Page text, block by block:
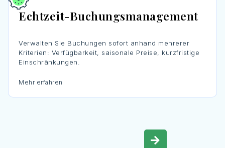
Echtzeit-Buchungsmanagement
Verwalten Sie Buchungen sofort anhand mehrerer
Kriterien: Verfügbarkeit, saisonale Preise, kurzfristige
Einschränkungen.
Mehr erfahren